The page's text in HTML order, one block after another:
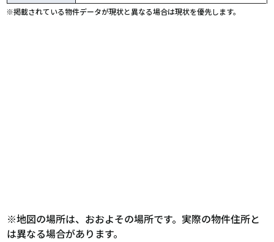
※掲載されている物件データが現状と異なる場合は現状を優先します。
※地図の場所は、おおよその場所です。実際の物件住所と
は異なる場合があります。